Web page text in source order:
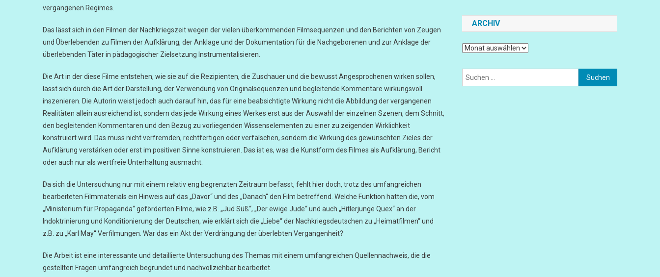
vergangenen Regimes.
Das lässt sich in den Filmen der Nachkriegszeit wegen der vielen überkommenden Filmsequenzen und den Berichten von Zeugen
und Überlebenden zu Filmen der Aufklärung, der Anklage und der Dokumentation für die Nachgeborenen und zur Anklage der
überlebenden Täter in pädagogischer Zielsetzung Instrumentalisieren.
Die Art in der diese Filme entstehen, wie sie auf die Rezipienten, die Zuschauer und die bewusst Angesprochenen wirken sollen,
lässt sich durch die Art der Darstellung, der Verwendung von Originalsequenzen und begleitende Kommentare wirkungsvoll
inszenieren. Die Autorin weist jedoch auch darauf hin, das für eine beabsichtigte Wirkung nicht die Abbildung der vergangenen
Realitäten allein ausreichend ist, sondern das jede Wirkung eines Werkes erst aus der Auswahl der einzelnen Szenen, dem Schnitt,
den begleitenden Kommentaren und den Bezug zu vorliegenden Wissenselementen zu einer zu zeigenden Wirklichkeit
konstruiert wird. Das muss nicht verfremden, rechtfertigen oder verfälschen, sondern die Wirkung des gewünschten Zieles der
Aufklärung verstärken oder erst im positiven Sinne konstruieren. Das ist es, was die Kunstform des Filmes als Aufklärung, Bericht
oder auch nur als wertfreie Unterhaltung ausmacht.
Da sich die Untersuchung nur mit einem relativ eng begrenzten Zeitraum befasst, fehlt hier doch, trotz des umfangreichen
bearbeiteten Filmmaterials ein Hinweis auf das „Davor“ und des „Danach“ den Film betreffend. Welche Funktion hatten die, vom
„Ministerium für Propaganda“ geförderten Filme, wie z.B. „Jud Süß“, „Der ewige Jude“ und auch „Hitlerjunge Quex“ an der
Indoktrinierung und Konditionierung der Deutschen, wie erklärt sich die „Liebe“ der Nachkriegsdeutschen zu „Heimatfilmen“ und
z.B. zu „Karl May“ Verfilmungen. War das ein Akt der Verdrängung der überlebten Vergangenheit?
Die Arbeit ist eine interessante und detaillierte Untersuchung des Themas mit einem umfangreichen Quellennachweis, die die
gestellten Fragen umfangreich begründet und nachvollziehbar bearbeitet.
ARCHIV
Archiv
Suchen
nach: